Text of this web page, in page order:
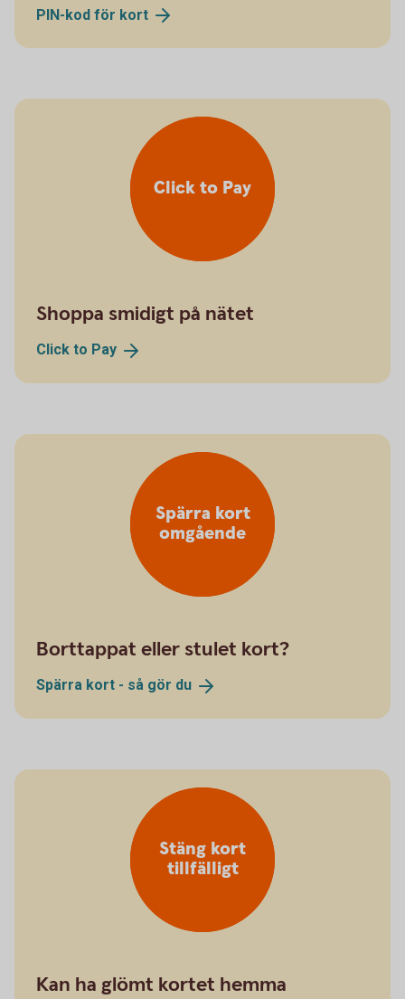
PIN-kod för kort
Click to Pay
Shoppa smidigt på nätet
Click to Pay
Spärra kort
omgående
Borttappat eller stulet kort?
Spärra kort - så gör du
Stäng kort
tillfälligt
Kan ha glömt kortet hemma